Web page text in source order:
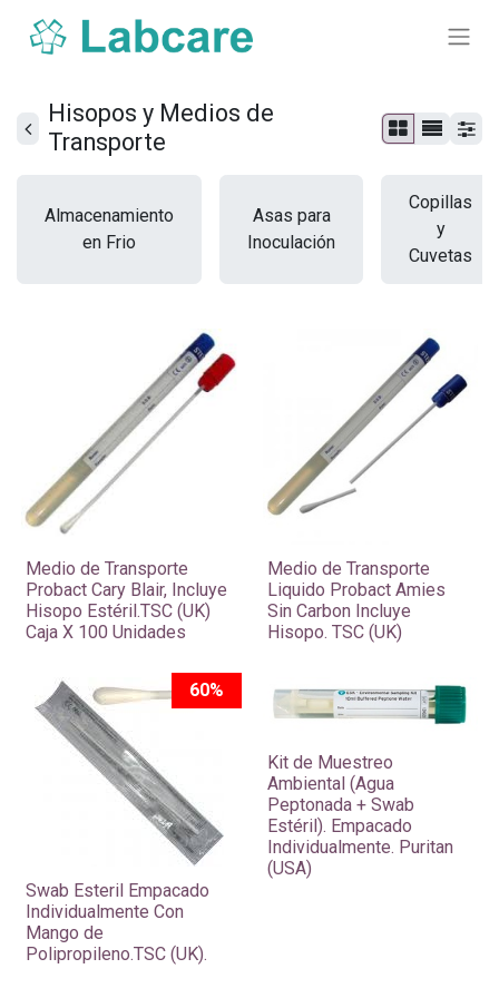
Hisopos y Medios de
Transporte
Almacenamiento
en Frio
Asas para
Inoculación
Copillas
y
Cuvetas
Medio de Transporte
Probact Cary Blair, Incluye
Hisopo Estéril.TSC (UK)
Caja X 100 Unidades
Medio de Transporte
Liquido Probact Amies
Sin Carbon Incluye
Hisopo. TSC (UK)
Swab Esteril Empacado
Individualmente Con
Mango de
Polipropileno.TSC (UK).
60%
Kit de Muestreo
Ambiental (Agua
Peptonada + Swab
Estéril). Empacado
Individualmente. Puritan
(USA)